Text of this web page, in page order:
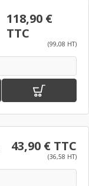
118,90 €
TTC
(99,08 HT)
43,90 € TTC
(36,58 HT)